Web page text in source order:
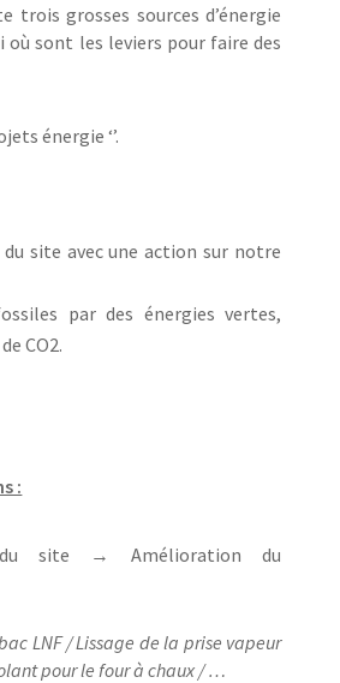
trois grosses sources d’énergie
sont les leviers pour faire des
énergie ‘’.
du site avec une action sur notre
par des énergies vertes,
CO2.
:
site →
Amélioration du
LNF / Lissage de la prise vapeur
pour le four à chaux / …